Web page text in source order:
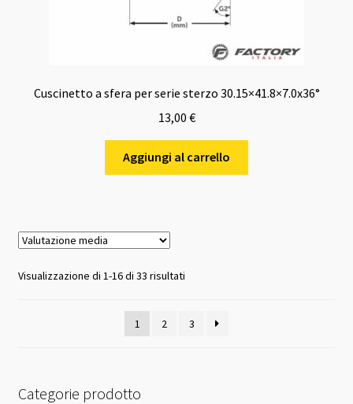
Cuscinetto a sfera per serie sterzo 30.15×41.8×7.0x36°
13,00 €
Aggiungi al carrello
Visualizzazione di 1-16 di 33 risultatiValutazione
1 2 3
Categorie prodotto